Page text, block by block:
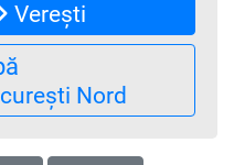
Verești
Nord